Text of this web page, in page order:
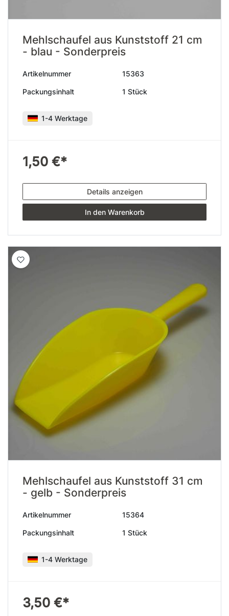
Mehlschaufel aus Kunststoff 21 cm
- blau - Sonderpreis
Artikelnummer 15363
Packungsinhalt 1 Stück
1-4 Werktage
1,50 €*
Details anzeigen
In den Warenkorb
Mehlschaufel aus Kunststoff 31 cm
- gelb - Sonderpreis
Artikelnummer 15364
Packungsinhalt 1 Stück
1-4 Werktage
3,50 €*